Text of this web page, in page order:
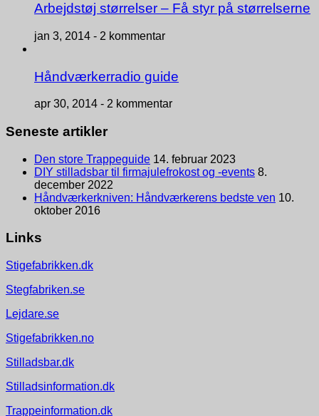
Arbejdstøj størrelser – Få styr på størrelserne
jan 3, 2014 - 2 kommentar
Håndværkerradio guide
apr 30, 2014 - 2 kommentar
Seneste artikler
Den store Trappeguide 14. februar 2023
DIY stilladsbar til firmajulefrokost og -events 8.
december 2022
Håndværkerkniven: Håndværkerens bedste ven 10.
oktober 2016
Links
Stigefabrikken.dk
Stegfabriken.se
Lejdare.se
Stigefabrikken.no
Stilladsbar.dk
Stilladsinformation.dk
Trappeinformation.dk